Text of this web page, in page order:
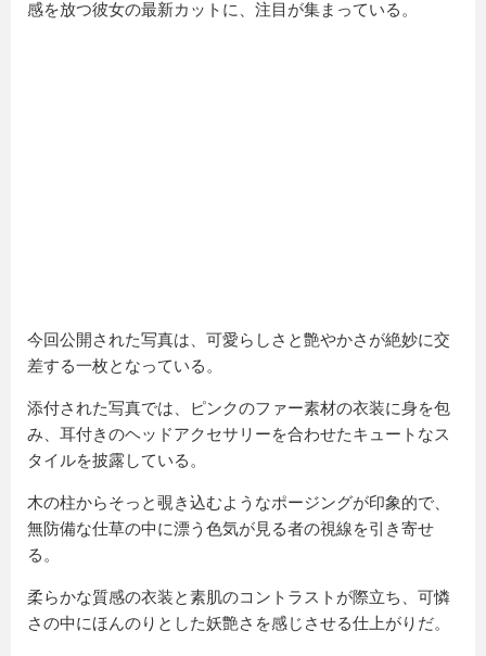
感を放つ彼女の最新カットに、注目が集まっている。
今回公開された写真は、可愛らしさと艶やかさが絶妙に交
差する一枚となっている。
添付された写真では、ピンクのファー素材の衣装に身を包
み、耳付きのヘッドアクセサリーを合わせたキュートなス
タイルを披露している。
木の柱からそっと覗き込むようなポージングが印象的で、
無防備な仕草の中に漂う色気が見る者の視線を引き寄せ
る。
柔らかな質感の衣装と素肌のコントラストが際立ち、可憐
さの中にほんのりとした妖艶さを感じさせる仕上がりだ。